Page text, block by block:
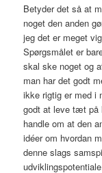
Betyder det så at
noget den anden
jeg det er meget
Spørgsmålet er
skal ske noget og
man har det godt
ikke rigtig er med i
godt at leve tæt på
handle om at den
idéer om hvordan
denne slags